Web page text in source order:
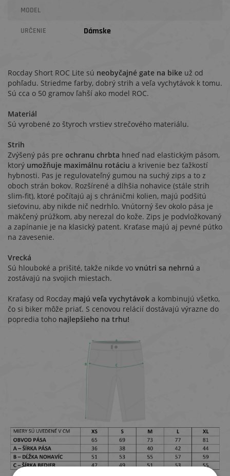
MODEL
URČENIE Dámske
Rocday Short ROC Lite sú neobyčajné gate na bike už od
pohľadu. Striedme farby, dobrý strih a veľa vychytávok k tomu.
Sú cca o 50 gramov ľahší ako model ROC.
Materiál
Sú vyrobené zo štyroch vrstiev strečového materiálu.
Strih
Zvýšený pás pre ochranu chrbta hneď nad elastickým pásom,
ktorý umožňuje maximálnu rotáciu a krivenie bez ťažkostí
hybnosti. Pas je regulovateľný gumou na suchý zips a to z
oboch strán bokov. Rozšírené a dlhšia nohavice (stále strih
slim-fit), ktoré počítajú aj s chráničmi kolien, majú podšitú
sieťovinu, aby nikde nič nedrhlo. Vnútorný šev okolo pása je
mäkčený prúžkom, aby nerezal do kože. Zips je podvložkovaný
a zapínanie je na klasický patent. Kraťase majú aj pevné pútko
na zavesenie.
Vrecká
Sú hlouboké a prišité, takže nikde vo vnútri sa nehrnú a
zostávajú na svojich miestach.
Kraťasy od Rocday majú veľa vychytávok a kombinujú všetko,
čo si biker môže priať. S cenovou relácií dostávajú výrazne do
popredia toho najlepšieho na trhu!